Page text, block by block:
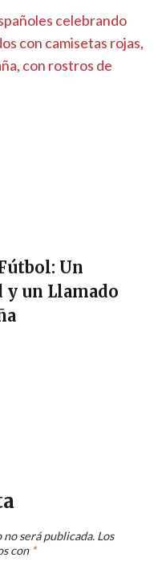
Un
y un Llamado
será publicada. Los
con *